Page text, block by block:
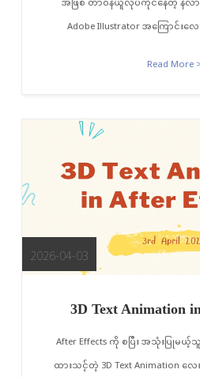
Adobe Illustrator အကြောင်းလေ
Read More
2026-04-03
3D Text Animation
After Effects ကို စပြီး အသုံးပြု
ထားသင့်တဲ့ 3D Text Animation လေ